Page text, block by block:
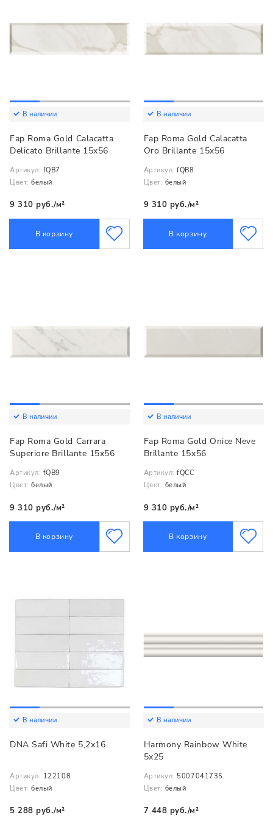
В наличии
Fap Roma Gold Calacatta
Delicato Brillante 15x56
Артикул: fQB7
Цвет: белый
9 310 руб./м²
В корзину
В наличии
Fap Roma Gold Calacatta
Oro Brillante 15x56
Артикул: fQB8
Цвет: белый
9 310 руб./м²
В корзину
В наличии
Fap Roma Gold Carrara
Superiore Brillante 15x56
Артикул: fQB9
Цвет: белый
9 310 руб./м²
В корзину
В наличии
Fap Roma Gold Onice Neve
Brillante 15x56
Артикул: fQCC
Цвет: белый
9 310 руб./м²
В корзину
В наличии
DNA Safi White 5,2х16
Артикул: 122108
Цвет: белый
5 288 руб./м²
В наличии
Harmony Rainbow White
5x25
Артикул: 5007041735
Цвет: белый
7 448 руб./м²